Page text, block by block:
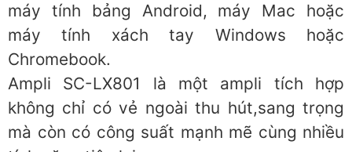
máy tính bảng Android, máy Mac hoặc
máy tính xách tay Windows hoặc
Chromebook.
Ampli SC-LX801 là một ampli tích hợp
không chỉ có vẻ ngoài thu hút,sang trọng
mà còn có công suất mạnh mẽ cùng nhiều